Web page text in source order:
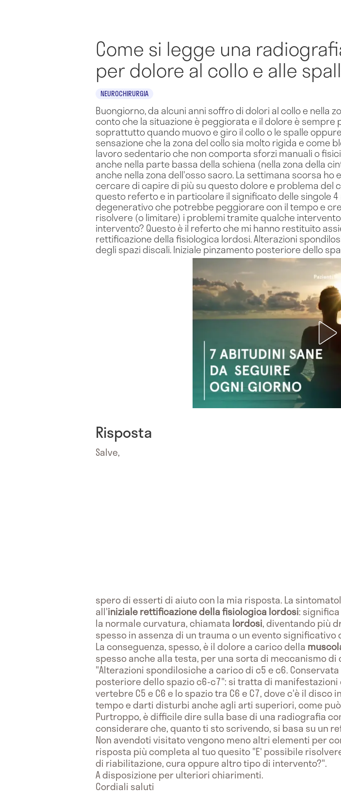
Come si legge una
per dolore al collo e alle
NEUROCHIRURGIA
Buongiorno, da alcuni anni soffro di dolori al collo e nella
conto che la situazione è peggiorata e il dolore è sempre
soprattutto quando muovo e giro il collo o le spalle
sensazione che la zona del collo sia molto rigida e come
lavoro sedentario che non comporta sforzi manuali o
anche nella parte bassa della schiena (nella zona della
anche nella zona dell'osso sacro. La settimana scorsa
cercare di capire di più su questo dolore e problema del
questo referto e in particolare il significato delle singole
degenerativo che potrebbe peggiorare con il tempo e
risolvere (o limitare) i problemi tramite qualche
intervento? Questo è il referto che mi hanno restituito
rettificazione della fisiologica lordosi. Alterazioni
degli spazi discali. Iniziale pinzamento posteriore dello
Risposta
Salve,
spero di esserti di aiuto con la mia risposta. La
all'iniziale rettificazione della fisiologica lordosi:
la normale curvatura, chiamata lordosi, diventando più
spesso in assenza di un trauma o un evento
La conseguenza, spesso, è il dolore a carico della
spesso anche alla testa, per una sorta di meccanismo
"Alterazioni spondilosiche a carico di c5 e c6.
posteriore dello spazio c6-c7": si tratta di
vertebre C5 e C6 e lo spazio tra C6 e C7, dove c'è il
tempo e darti disturbi anche agli arti superiori, come
Purtroppo, è difficile dire sulla base di una radiografia
considerare che, quanto ti sto scrivendo, si basa su un
Non avendoti visitato vengono meno altri elementi per
risposta più completa al tuo quesito "E' possibile
di riabilitazione, cura oppure altro tipo di intervento?".
A disposizione per ulteriori chiarimenti.
Cordiali saluti